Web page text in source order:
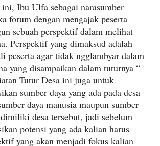
Ibu Ulfa sebagai narasumber
forum dengan mengajak peserta
sebuah perspektif dalam melihat
Perspektif yang dimaksud adalah
peserta agar tidak ngglambyar dalam
yang disampaikan dalam tuturnya “
Tutur Desa ini juga untuk
sumber daya yang ada pada desa
daya manusia maupun sumber
desa tersebut, jadi sebelum
potensi yang ada kalian harus
yang akan menjadi fokus kalian